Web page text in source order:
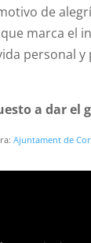
de
marca el
personal
a dar el
Ajuntament de